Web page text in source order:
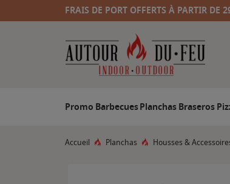
FRAIS DE PORT OFFERTS À PARTIR DE
Promo BarbecuesPlanchasBraseros
Accueil Planchas Housses &